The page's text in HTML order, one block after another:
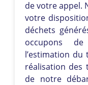
de votre appel.
votre
déchets
occupons
l’estimation du
réalisation des
de notre